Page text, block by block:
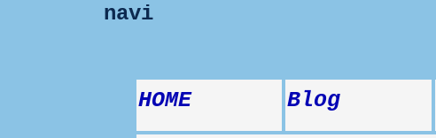
navi
HOME Blog